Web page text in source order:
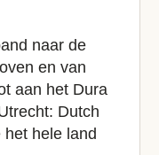
naar de
en van
aan het Dura
Dutch
hele land